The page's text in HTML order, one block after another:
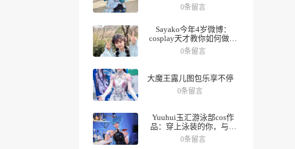
0条留言
Sayako今年4岁微博：
cosplay天才教你如何做好
角色，数十组美图带你领
略精彩人生。
0条留言
大魔王露儿图包乐享不停
0条留言
Yuuhui玉汇游泳部cos作
品：穿上泳装的你，与众
不同
0条留言